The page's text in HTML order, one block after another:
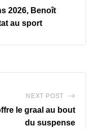
2026, Benoît
au sport
NEXT POST
le graal au bout
du suspense